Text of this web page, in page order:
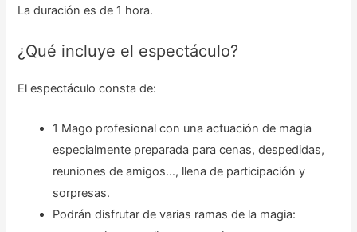
La duración es de 1 hora.
¿Qué incluye el espectáculo?
El espectáculo consta de:
1 Mago profesional con una actuación de magia
especialmente preparada para cenas, despedidas,
reuniones de amigos…, llena de participación y
sorpresas.
Podrán disfrutar de varias ramas de la magia: